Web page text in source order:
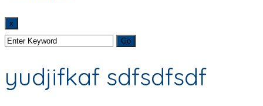
x
yudjifkaf sdfsdfsdf